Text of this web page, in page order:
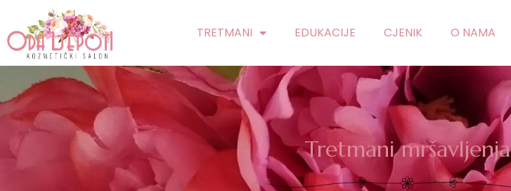
TRETMANI EDUKACIJE CJENIK O NAMA
Tretmani mršavljenja